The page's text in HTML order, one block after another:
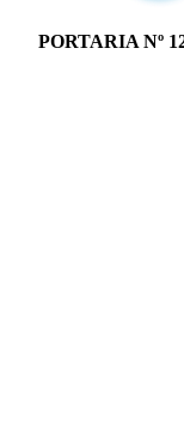
PORTARIA Nº